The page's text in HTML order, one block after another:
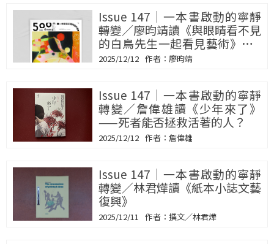
Issue 147｜一本書啟動的寧靜
轉變／廖昀靖讀《與眼睛看不見
的白鳥先生一起看見藝術》——
確認自己存在的方式
2025/12/12 廖昀靖
Issue 147｜一本書啟動的寧靜
轉變／詹偉雄讀《少年來了》
——死者能否拯救活著的人？
2025/12/12 詹偉雄
Issue 147｜一本書啟動的寧靜
轉變／林君燁讀《紙本小誌文藝
復興》
2025/12/11 撰文／林君燁